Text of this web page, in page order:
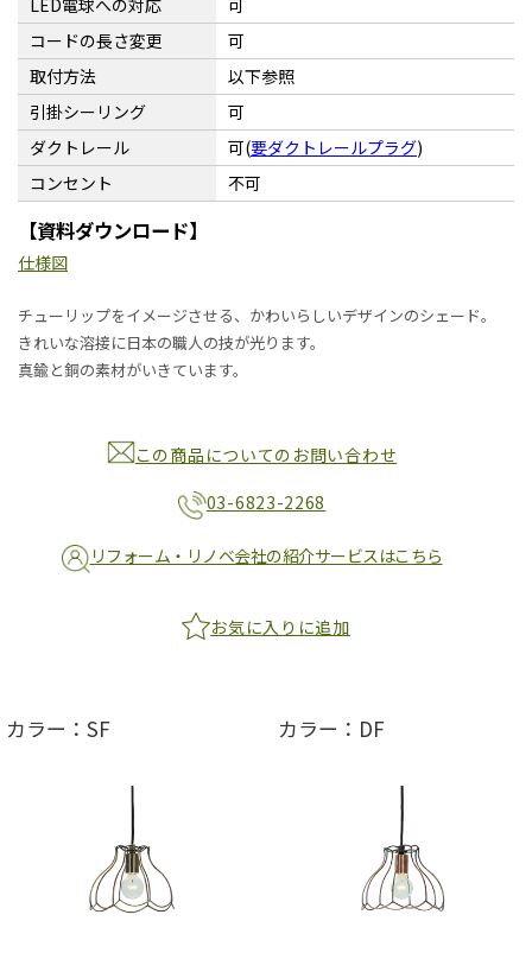
LED電球への対応
可
コードの長さ変更
可
取付方法
以下参照
引掛シーリング
可
ダクトレール
可(要ダクトレールプラグ)
コンセント
不可
【資料ダウンロード】
仕様図
チューリップをイメージさせる、かわいらしいデザインのシェード。
きれいな溶接に日本の職人の技が光ります。
真鍮と銅の素材がいきています。
この商品についてのお問い合わせ
03-6823-2268
リフォーム・リノベ会社の紹介サービスはこちら
お気に入りに追加
カラー：SF カラー：DF